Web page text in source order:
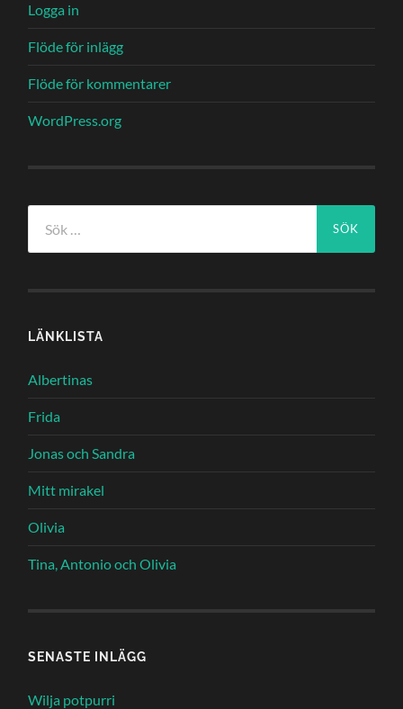
Logga in
Flöde för inlägg
Flöde för kommentarer
WordPress.org
efter:
LÄNKLISTA
Albertinas
Frida
Jonas och Sandra
Mitt mirakel
Olivia
Tina, Antonio och Olivia
SENASTE INLÄGG
Wilja potpurri